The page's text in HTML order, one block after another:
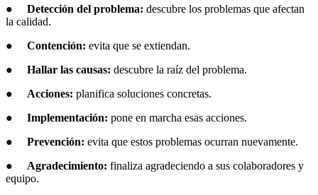
● Detección del problema: descubre los problemas que afectan
la calidad.
● Contención: evita que se extiendan.
● Hallar las causas: descubre la raíz del problema.
● Acciones: planifica soluciones concretas.
● Implementación: pone en marcha esas acciones.
● Prevención: evita que estos problemas ocurran nuevamente.
● Agradecimiento: finaliza agradeciendo a sus colaboradores y
equipo.